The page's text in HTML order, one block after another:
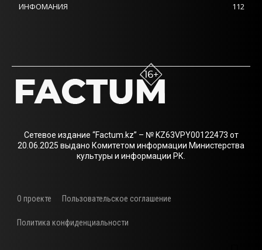
ИНФОМАНИЯ
112
Сетевое издание “Factum.kz” – № KZ63VPY00122473 от
20.06.2025 выдано Комитетом информации Министерства
культуры и информации РК.
О проекте Пользовательское соглашение
Политика конфиденциальности